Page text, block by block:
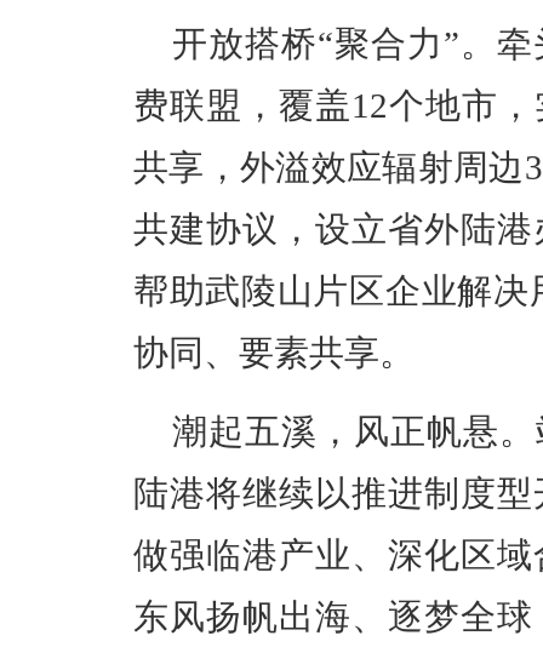
开放搭桥“聚合力”。
费联盟，覆盖12个地市
共享，外溢效应辐射周边
共建协议，设立省外陆
帮助武陵山片区企业解
协同、要素共享。
潮起五溪，风正帆悬
陆港将继续以推进制度
做强临港产业、深化区
东风扬帆出海、逐梦全